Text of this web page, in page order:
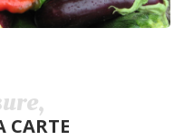
CARTE